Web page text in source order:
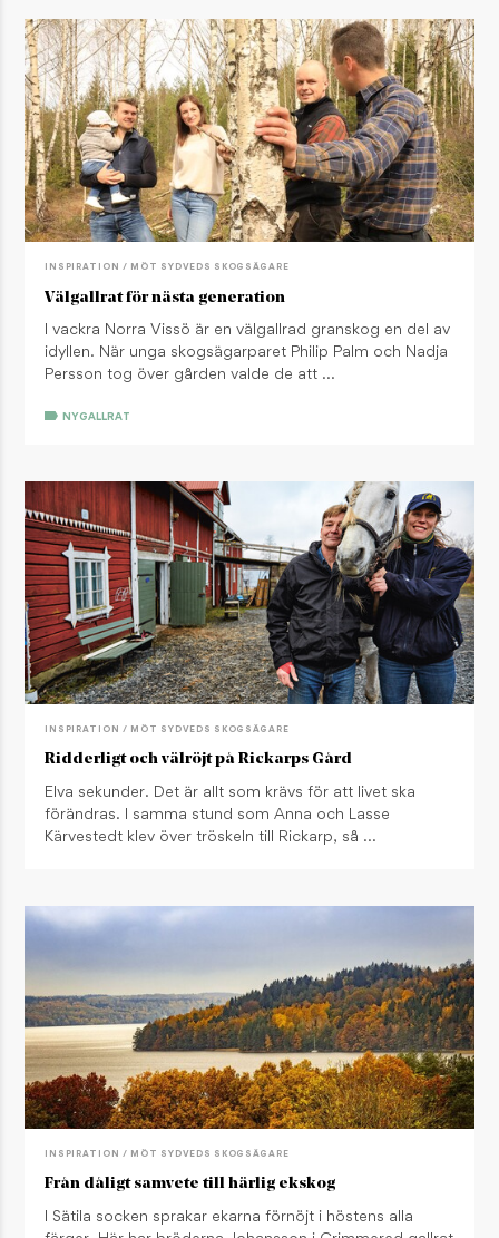
INSPIRATION / MÖT SYDVEDS SKOGSÄGARE
Välgallrat för nästa generation
I vackra Norra Vissö är en välgallrad granskog en del av
idyllen. När unga skogsägarparet Philip Palm och Nadja
Persson tog över gården valde de att …
NYGALLRAT
INSPIRATION / MÖT SYDVEDS SKOGSÄGARE
Ridderligt och välröjt på Rickarps Gård
Elva sekunder. Det är allt som krävs för att livet ska
förändras. I samma stund som Anna och Lasse
Kärvestedt klev över tröskeln till Rickarp, så …
INSPIRATION / MÖT SYDVEDS SKOGSÄGARE
Från dåligt samvete till härlig ekskog
I Sätila socken sprakar ekarna förnöjt i höstens alla